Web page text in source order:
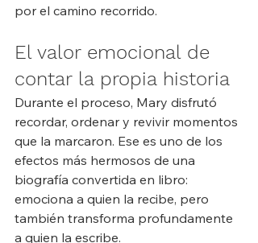
por el camino recorrido.
El valor emocional de
contar la propia historia
Durante el proceso, Mary disfrutó
recordar, ordenar y revivir momentos
que la marcaron. Ese es uno de los
efectos más hermosos de una
biografía convertida en libro:
emociona a quien la recibe, pero
también transforma profundamente
a quien la escribe.